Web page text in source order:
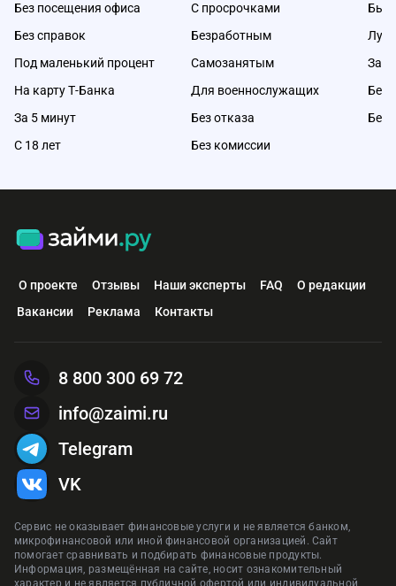
Без посещения офиса
Без справок
Под маленький процент
На карту Т-Банка
За 5 минут
С 18 лет
С просрочками
Безработным
Самозанятым
Для военнослужащих
Без отказа
Без комиссии
Без
Без
О проекте Отзывы Наши эксперты FAQ
О редакции
Вакансии
Реклама Контакты
Сервис не оказывает финансовые услуги и не является банком,
микрофинансовой или иной финансовой организацией. Сайт
помогает сравнивать и подбирать финансовые продукты.
Информация, размещённая на сайте, носит ознакомительный
характер и не является публичной офертой или индивидуальной
8 800 300 69 72
info@zaimi.ru
Telegram
VK